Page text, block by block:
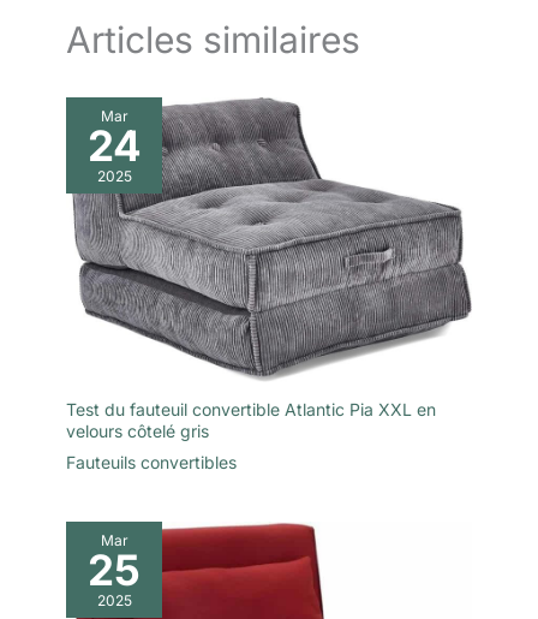
Articles similaires
Mar
24
2025
Test du fauteuil convertible Atlantic Pia XXL en
velours côtelé gris
Fauteuils convertibles
Mar
25
2025